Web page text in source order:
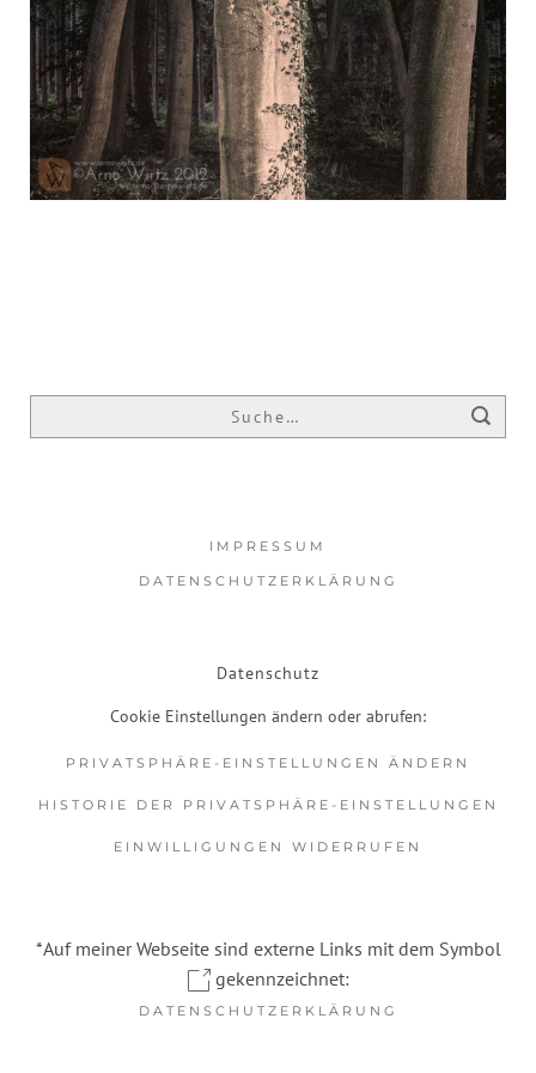
IMPRESSUM
DATENSCHUTZERKLÄRUNG
Datenschutz
Cookie Einstellungen ändern oder abrufen:
PRIVATSPHÄRE-EINSTELLUNGEN ÄNDERN
HISTORIE DER PRIVATSPHÄRE-EINSTELLUNGEN
EINWILLIGUNGEN WIDERRUFEN
*Auf meiner Webseite sind externe Links mit dem Symbol
gekennzeichnet:
DATENSCHUTZERKLÄRUNG